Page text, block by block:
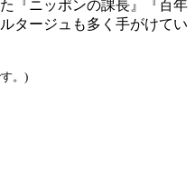
『ニッポンの課長』『百年
タージュも多く手がけてい
。)